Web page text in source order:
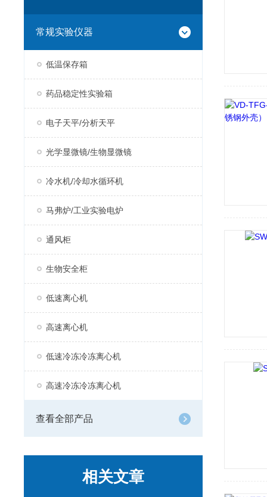
常规实验仪器
低温保存箱
药品稳定性实验箱
电子天平/分析天平
光学显微镜/生物显微镜
冷水机/冷却水循环机
马弗炉/工业实验电炉
通风柜
生物安全柜
低速离心机
高速离心机
低速冷冻冷冻离心机
高速冷冻冷冻离心机
查看全部产品
相关文章